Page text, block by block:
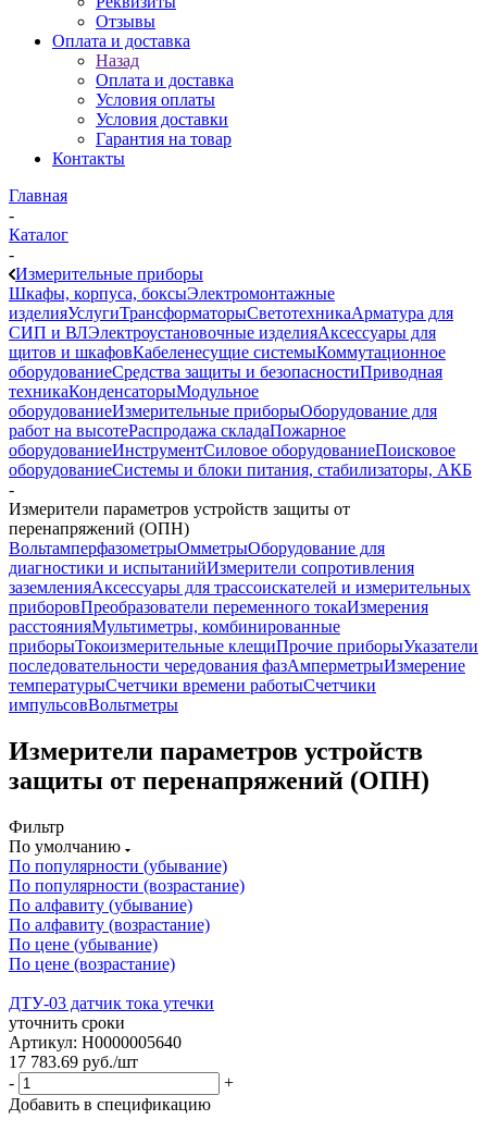
Отзывы
Оплата и доставка
Назад
Оплата и доставка
Условия оплаты
Условия доставки
Гарантия на товар
Контакты
Главная
-
Каталог
-
Измерительные приборы
Шкафы, корпуса, боксыЭлектромонтажные
изделияУслугиТрансформаторыСветотехникаАрматура для
СИП и ВЛЭлектроустановочные изделияАксессуары для
щитов и шкафовКабеленесущие системыКоммутационное
оборудованиеСредства защиты и безопасностиПриводная
техникаКонденсаторыМодульное
оборудованиеИзмерительные приборыОборудование для
работ на высотеРаспродажа складаПожарное
оборудованиеИнструментСиловое оборудованиеПоисковое
оборудованиеСистемы и блоки питания, стабилизаторы, АКБ
-
Измерители параметров устройств защиты от
перенапряжений (ОПН)
ВольтамперфазометрыОмметрыОборудование для
диагностики и испытанийИзмерители сопротивления
заземленияАксессуары для трассоискателей и измерительных
приборовПреобразователи переменного токаИзмерения
расстоянияМультиметры, комбинированные
приборыТокоизмерительные клещиПрочие приборыУказатели
последовательности чередования фазАмперметрыИзмерение
температурыСчетчики времени работыСчетчики
импульсовВольтметры
Измерители параметров устройств
защиты от перенапряжений (ОПН)
Фильтр
По умолчанию
По популярности (убывание)
По популярности (возрастание)
По алфавиту (убывание)
По алфавиту (возрастание)
По цене (убывание)
По цене (возрастание)
ДТУ-03 датчик тока утечки
уточнить сроки
Артикул: Н0000005640
17 783.69 руб./шт
-
+
Добавить в спецификацию